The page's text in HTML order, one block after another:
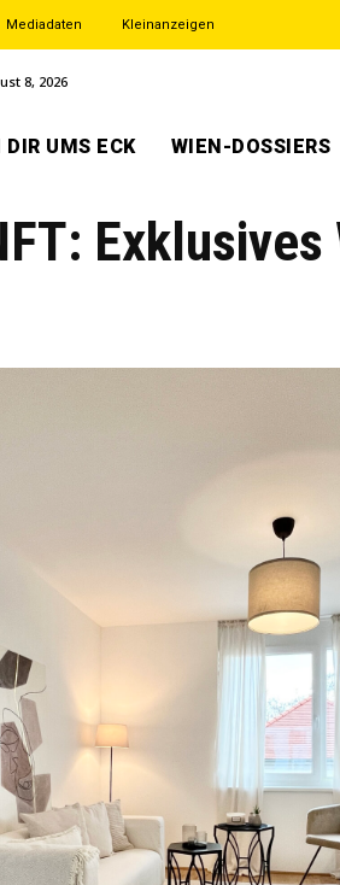
Mediadaten Kleinanzeigen
8, 2026
DIR UMS ECK WIEN-DOSSIERS